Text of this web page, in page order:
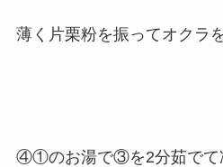
薄く片栗粉を振ってオクラ
④①のお湯で③を2分茹でて